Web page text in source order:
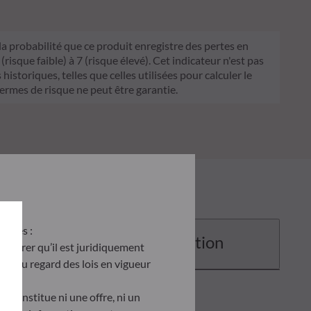
probabilité que ce produit enregistre des pertes en
faible) à 7 (risque élevé). Cet indicateur n'est pas
telles que celles utilisées pour calculer le
de risque ne peut être garantie.
Documentation
:
qu’il est juridiquement
au regard des lois en vigueur
constitue ni une offre, ni un